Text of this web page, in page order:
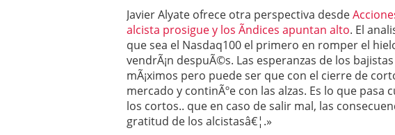
Javier Alyate ofrece otra perspectiva desde
alcista prosigue y los Ã­ndices apuntan alto. El
que sea el Nasdaq100 el primero en romper el
vendrÃ¡n despuÃ©s. Las esperanzas de los
mÃ¡ximos pero puede ser que con el cierre de
mercado y continÃºe con las alzas. Es lo que pasa
los cortos.. que en caso de salir mal, las
gratitud de los alcistasâ€¦.»